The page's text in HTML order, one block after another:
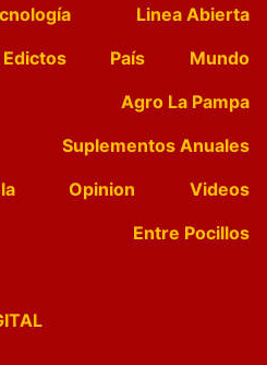
Linea Abierta
Edictos País
Mundo
Agro La Pampa
Suplementos Anuales
Opinion
Videos
Entre Pocillos